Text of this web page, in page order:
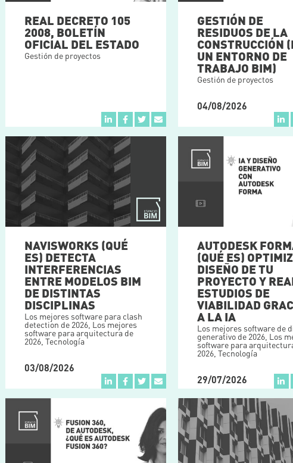
REAL DECRETO 105
2008, BOLETÍN
OFICIAL DEL ESTADO
Gestión de proyectos
GESTIÓN DE
RESIDUOS DE LA
CONSTRUCCIÓN
UN ENTORNO DE
TRABAJO BIM)
Gestión de proyectos
04/08/2026
NAVISWORKS (QUÉ
ES) DETECTA
INTERFERENCIAS
ENTRE MODELOS BIM
DE DISTINTAS
DISCIPLINAS
Los mejores software para clash
detection de 2026, Los mejores
software para arquitectura de
2026, Tecnología
03/08/2026
AUTODESK
(QUÉ ES)
DISEÑO DE TU
PROYECTO Y
ESTUDIOS DE
VIABILIDAD
A LA IA
Los mejores software de
generativo de 2026, Los
software para
2026, Tecnología
29/07/2026